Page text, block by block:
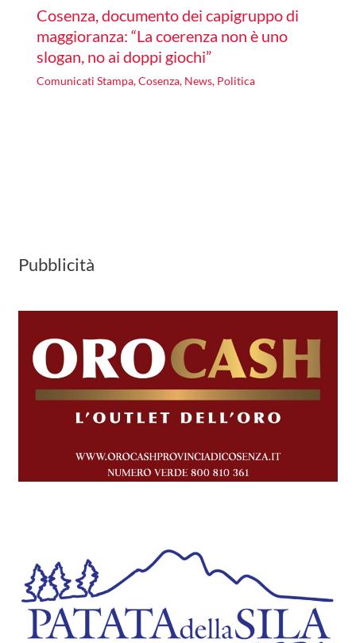
Cosenza, documento dei capigruppo di
maggioranza: “La coerenza non è uno
slogan, no ai doppi giochi”
Comunicati Stampa,Cosenza, News, Politica
Pubblicità